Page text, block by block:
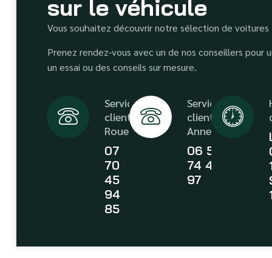
sur le véhicule
Vous souhaitez découvrir notre sélection de voitures
Prenez rendez-vous avec un de nos conseillers pour
un essai ou des conseils sur mesure.
Service
client
Rouen
07
70
45
94
85
Service
client
Annecy
06 58
74 43
97